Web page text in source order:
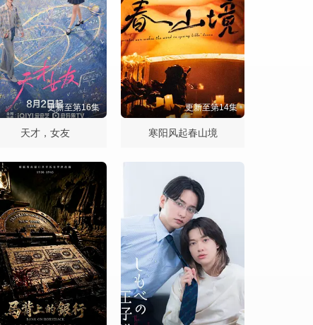
更新至第16集
天才，女友
更新至第14集
寒阳风起春山境